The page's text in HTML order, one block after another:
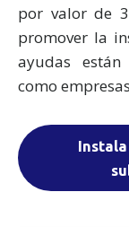
por valor de
promover la
ayudas
como